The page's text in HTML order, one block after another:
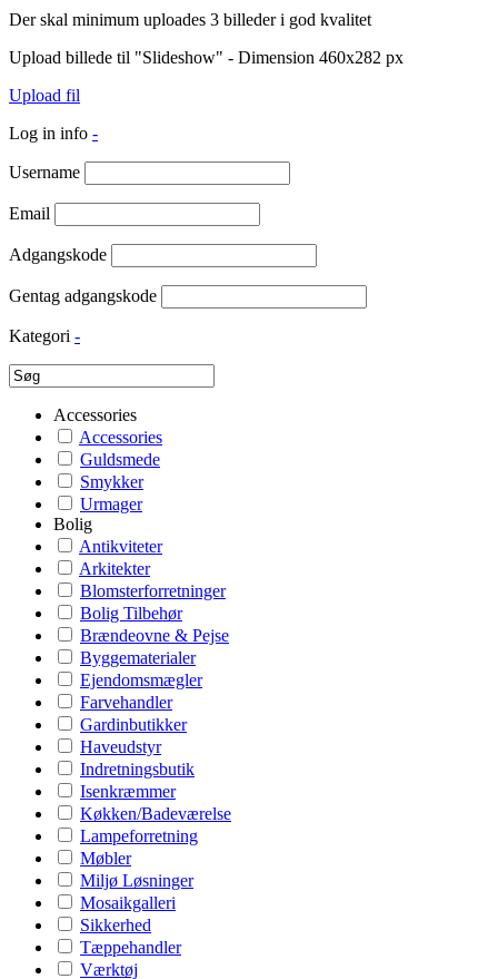
Der skal minimum uploades 3 billeder i god kvalitet
Upload billede til "Slideshow" - Dimension 460x282 px
Upload fil
Log in info -
Username
Email
Adgangskode
Gentag adgangskode
Kategori -
Accessories
Accessories
Guldsmede
Smykker
Urmager
Bolig
Antikviteter
Arkitekter
Blomsterforretninger
Bolig Tilbehør
Brændeovne & Pejse
Byggematerialer
Ejendomsmægler
Farvehandler
Gardinbutikker
Haveudstyr
Indretningsbutik
Isenkræmmer
Køkken/Badeværelse
Lampeforretning
Møbler
Miljø Løsninger
Mosaikgalleri
Sikkerhed
Tæppehandler
Værktøj